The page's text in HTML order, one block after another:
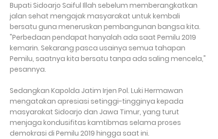
Bupati Sidoarjo Saiful Illah sebelum memberangkatkan
jalan sehat mengajak masyarakat untuk kembali
bersatu guna meneruskan pembangunan bangsa kita.
"Perbedaan pendapat hanyalah ada saat Pemilu 2019
kemarin. Sekarang pasca usainya semua tahapan
Pemilu, saatnya kita bersatu tanpa ada saling mencela,"
pesannya.
Sedangkan Kapolda Jatim Irjen Pol. Luki Hermawan
mengatakan apresiasi setinggi-tingginya kepada
masyarakat Sidoarjo dan Jawa Timur, yang turut
menjaga kondusifitas kamtibmas selama proses
demokrasi di Pemilu 2019 hingga saat ini.